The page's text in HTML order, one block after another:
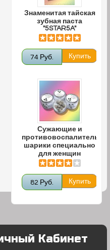
Знаменитая тайская
зубная паста
"5STAR5A"
74 Руб.
Сужающие и
противовоспалительные
шарики специально
для женщин
82 Руб.
Кабинет